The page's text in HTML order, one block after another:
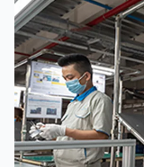
항온항습기
수량: 1